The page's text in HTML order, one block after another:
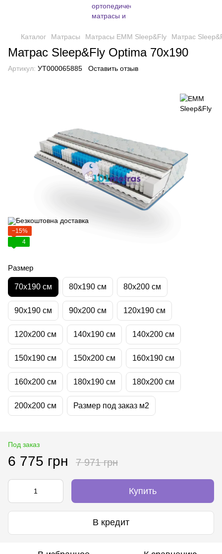
Каталог Матрасы Матрасы EMM Sleep&Fly Матрас
Матрас Sleep&Fly Optima 70x190
Артикул: УТ000065885 Оставить отзыв
−15%
4
Размер
70х190 см 80х190 см 80х200 см
90х190 см 90х200 см 120х190 см
120х200 см 140х190 см 140х200 см
150х190 см 150х200 см 160х190 см
160х200 см 180х190 см 180х200 см
200х200 см Размер под заказ м2
Под заказ
6 775 грн 7 971 грн
Купить
В кредит